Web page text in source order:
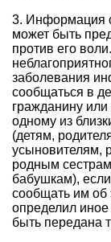
3. Информация
может быть
против его
заболевания
сообщаться в
гражданину или
одному из
(детям,
усыновителям,
родным
бабушкам),
сообщать им об
определил
быть передана